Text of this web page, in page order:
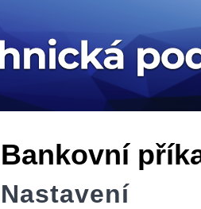
Bankovní
Nastavení